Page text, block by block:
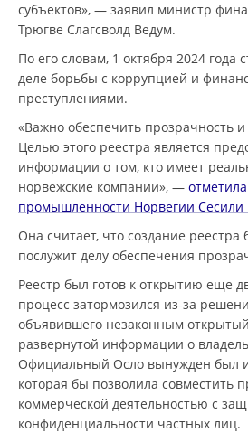
субъектов», — заявил министр
Трюгве Слагсволд Ведум.
По его словам, 1 октября 2024
деле борьбы с коррупцией и
преступлениями.
«Важно обеспечить прозрачность
Целью этого реестра является
информации о том, кто имеет
норвежские компании», —
промышленности Норвегии Сесили
Она считает, что создание
послужит делу обеспечения
Реестр был готов к открытию еще
процесс затормозился из-за
объявившего незаконным
развернутой информации о
Официальный Осло вынужден был
которая бы позволила совместить
коммерческой деятельностью с
конфиденциальности частных лиц.